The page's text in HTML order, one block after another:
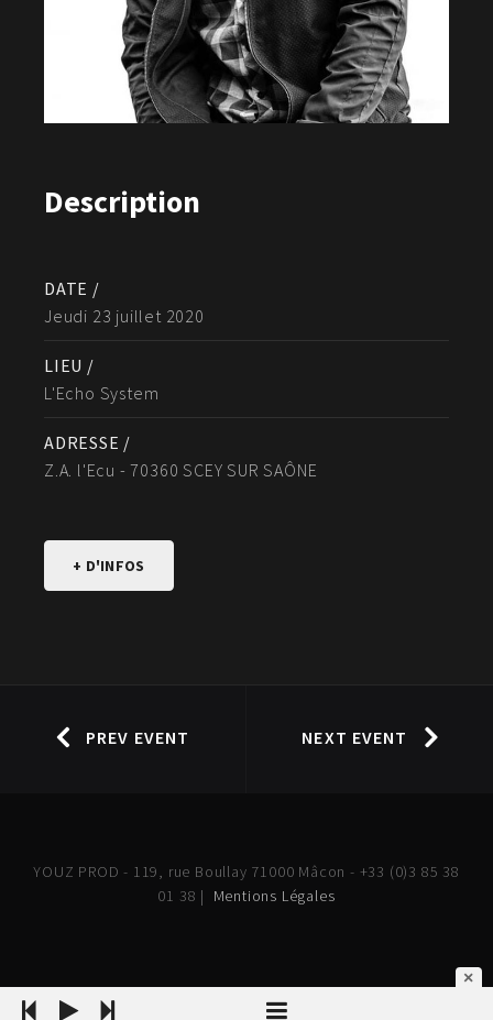
Description
DATE /
Jeudi 23 juillet 2020
LIEU /
L'Echo System
ADRESSE /
Z.A. l'Ecu - 70360 SCEY SUR SAÔNE
+ D'INFOS
PREV EVENT NEXT EVENT
YOUZ PROD - 119, rue Boullay 71000 Mâcon - +33 (0)3 85 38
01 38 | Mentions Légales